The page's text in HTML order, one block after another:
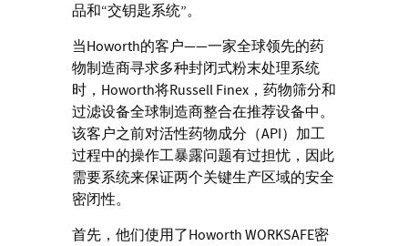
品和“交钥匙系统”。
当Howorth的客户——一家全球领先的药
物制造商寻求多种封闭式粉末处理系统
时，Howorth将Russell Finex，药物筛分和
过滤设备全球制造商整合在推荐设备中。
该客户之前对活性药物成分（API）加工
过程中的操作工暴露问题有过担忧，因此
需要系统来保证两个关键生产区域的安全
密闭性。
首先，他们使用了Howorth WORKSAFE密